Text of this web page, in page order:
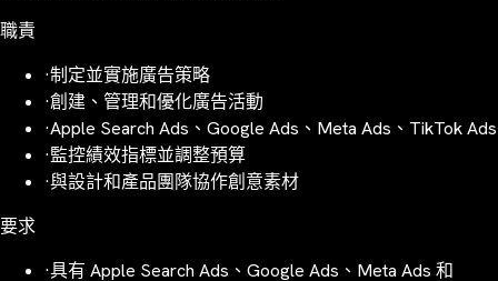
職責
·制定並實施廣告策略
·創建、管理和優化廣告活動
·Apple Search Ads、Google Ads、Meta Ads、TikTok Ads
·監控績效指標並調整預算
·與設計和產品團隊協作創意素材
要求
·具有 Apple Search Ads、Google Ads、Meta Ads 和